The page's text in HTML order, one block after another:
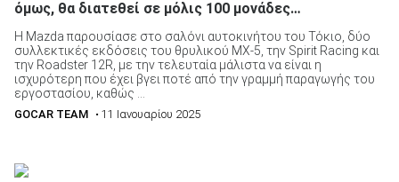
όμως, θα διατεθεί σε μόλις 100 μονάδες…
Η Mazda παρουσίασε στο σαλόνι αυτοκινήτου του Τόκιο, δύο
συλλεκτικές εκδόσεις του θρυλικού MX-5, την Spirit Racing και
την Roadster 12R, με την τελευταία μάλιστα να είναι η
ισχυρότερη που έχει βγει ποτέ από την γραμμή παραγωγής του
εργοστασίου, καθώς ...
GOCAR TEAM • 11 Ιανουαρίου 2025